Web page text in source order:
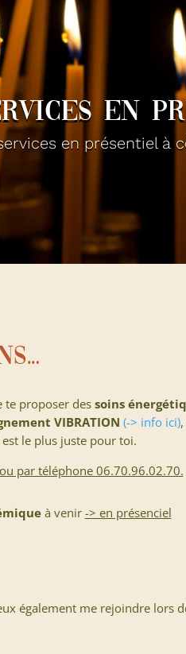
en
en présentiel à
te proposer des soins
VIBRATION (-> info ici)
le plus juste pour toi.
par téléphone 06.70.96.02.70.
à venir -> en présenciel
également me rejoindre lors